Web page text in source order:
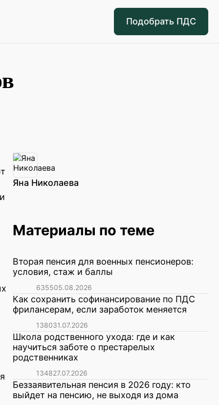
Подобрать ПДС
Яна Николаева
Материалы по теме
Вторая пенсия для военных пенсионеров:
условия, стаж и баллы
635505.08.2026
Как сохранить софинансирование по ПДС
фрилансерам, если заработок меняется
138031.07.2026
Школа родственного ухода: где и как
научиться заботе о престарелых
родственниках
134827.07.2026
Беззаявительная пенсия в 2026 году: кто
выйдет на пенсию, не выходя из дома